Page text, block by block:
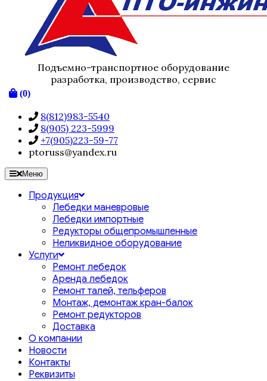
Подъемно-транспортное оборудование
разработка, производство, сервис
(0)
8(812)983-5540
8(905) 223-5999
+7(905)223-59-77
ptoruss@yandex.ru
Меню
Продукция
Лебедки маневровые
Лебедки импортные
Редукторы общепромышленные
Неликвидное оборудование
Услуги
Ремонт лебедок
Аренда лебедок
Ремонт талей, тельферов
Монтаж, демонтаж кран-балок
Ремонт редукторов
Доставка
О компании
Новости
Контакты
Реквизиты